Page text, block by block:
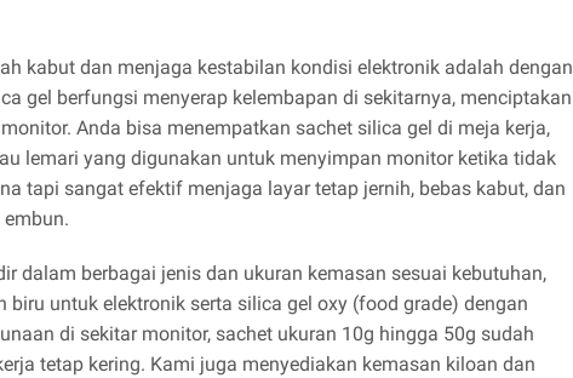
kabut dan menjaga kestabilan kondisi elektronik adalah dengan
gel berfungsi menyerap kelembapan di sekitarnya, menciptakan
Anda bisa menempatkan sachet silica gel di meja kerja,
lemari yang digunakan untuk menyimpan monitor ketika tidak
tapi sangat efektif menjaga layar tetap jernih, bebas kabut, dan
dalam berbagai jenis dan ukuran kemasan sesuai kebutuhan,
biru untuk elektronik serta silica gel oxy (food grade) dengan
di sekitar monitor, sachet ukuran 10g hingga 50g sudah
tetap kering. Kami juga menyediakan kemasan kiloan dan